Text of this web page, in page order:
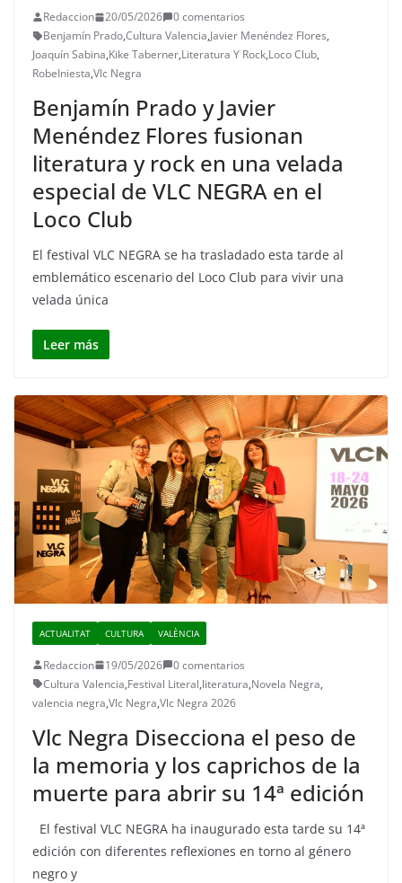
Redaccion 20/05/2026
0 comentarios
Benjamín Prado,Cultura Valencia,Javier Menéndez Flores,
Joaquín Sabina,Kike Taberner,Literatura Y Rock,Loco Club,
RobeIniesta,Vlc Negra
Benjamín Prado y Javier
Menéndez Flores fusionan
literatura y rock en una velada
especial de VLC NEGRA en el
Loco Club
El festival VLC NEGRA se ha trasladado esta tarde al
emblemático escenario del Loco Club para vivir una
velada única
Leer más
ACTUALITAT CULTURA VALÈNCIA
Redaccion 19/05/2026
0 comentarios
Cultura Valencia,Festival Literal,literatura,Novela Negra,
valencia negra,Vlc Negra,Vlc Negra 2026
Vlc Negra Disecciona el peso de
la memoria y los caprichos de la
muerte para abrir su 14ª edición
El festival VLC NEGRA ha inaugurado esta tarde su 14ª
edición con diferentes reflexiones en torno al género
negro y